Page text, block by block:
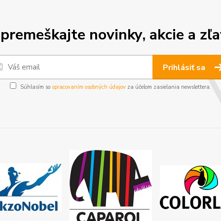
novinky, akcie a
Prihlásiť sa
Súhlasím so spracovaním osobných údajov za účelom zasielania newslettera.